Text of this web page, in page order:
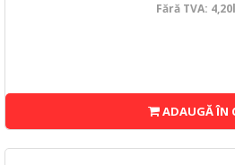
Fără TVA:
ADAUGĂ ÎN